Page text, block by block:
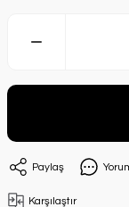
Paylaş
Karşılaştır